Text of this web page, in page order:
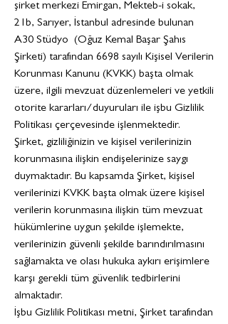
şirket merkezi Emirgan, Mekteb-i sokak,
21b, Sarıyer, İstanbul adresinde bulunan
A30 Stüdyo (Oğuz Kemal Başar Şahıs
Şirketi) tarafından 6698 sayılı Kişisel Verilerin
Korunması Kanunu (KVKK) başta olmak
üzere, ilgili mevzuat düzenlemeleri ve yetkili
otorite kararları/duyuruları ile işbu Gizlilik
Politikası çerçevesinde işlenmektedir.
Şirket, gizliliğinizin ve kişisel verilerinizin
korunmasına ilişkin endişelerinize saygı
duymaktadır. Bu kapsamda Şirket, kişisel
verilerinizi KVKK başta olmak üzere kişisel
verilerin korunmasına ilişkin tüm mevzuat
hükümlerine uygun şekilde işlemekte,
verilerinizin güvenli şekilde barındırılmasını
sağlamakta ve olası hukuka aykırı erişimlere
karşı gerekli tüm güvenlik tedbirlerini
almaktadır.
İşbu Gizlilik Politikası metni, Şirket tarafından